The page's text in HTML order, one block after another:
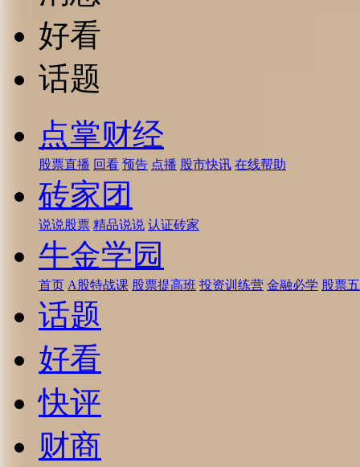
好看
话题
点掌财经
股票直播 回看 预告 点播 股市快讯 在线帮助
砖家团
说说股票 精品说说 认证砖家
牛金学园
首页 A股特战课 股票提高班 投资训练营 金融必学 股票
话题
好看
快评
财商